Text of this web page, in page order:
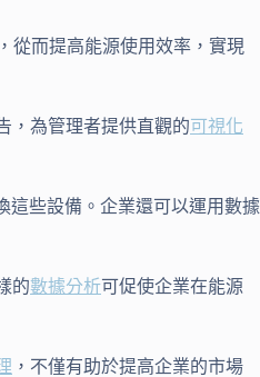
從而提高能源使用效率，實現
，為管理者提供直觀的可視化
這些設備。企業還可以運用數據
的數據分析可促使企業在能源
，不僅有助於提高企業的市場